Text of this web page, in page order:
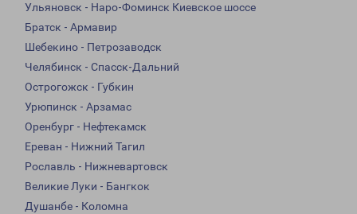
Ульяновск - Наро-Фоминск Киевское шоссе
Братск - Армавир
Шебекино - Петрозаводск
Челябинск - Спасск-Дальний
Острогожск - Губкин
Урюпинск - Арзамас
Оренбург - Нефтекамск
Ереван - Нижний Тагил
Рославль - Нижневартовск
Великие Луки - Бангкок
Душанбе - Коломна